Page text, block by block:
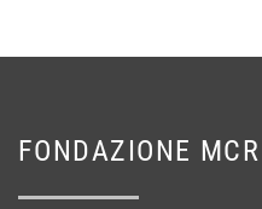
FONDAZIONE MCR